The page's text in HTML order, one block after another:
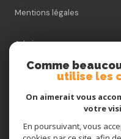
Mentions légales
Admin
Nos honoraires
Comme
utilise les
On aimerait vous
votre
En poursuivant, vous